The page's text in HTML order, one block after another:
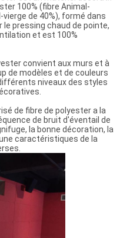
100% (fibre Animal-
de 40%), formé dans
pressing chaud de pointe,
et est 100%
convient aux murs et à
de modèles et de couleurs
niveaux des styles
de fibre de polyester a la
de bruit d'éventail de
la bonne décoration, la
caractéristiques de la